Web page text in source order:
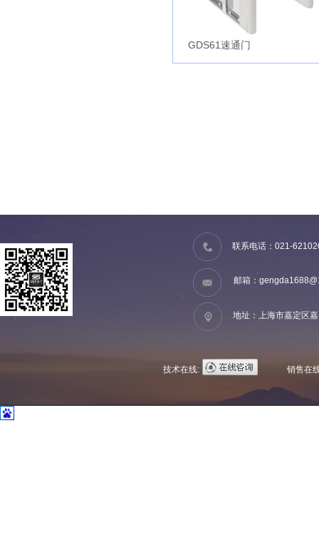
GDS61速通门
销售在
技术在线:
邮箱：
地址：上海市嘉定区
联系电话：021-